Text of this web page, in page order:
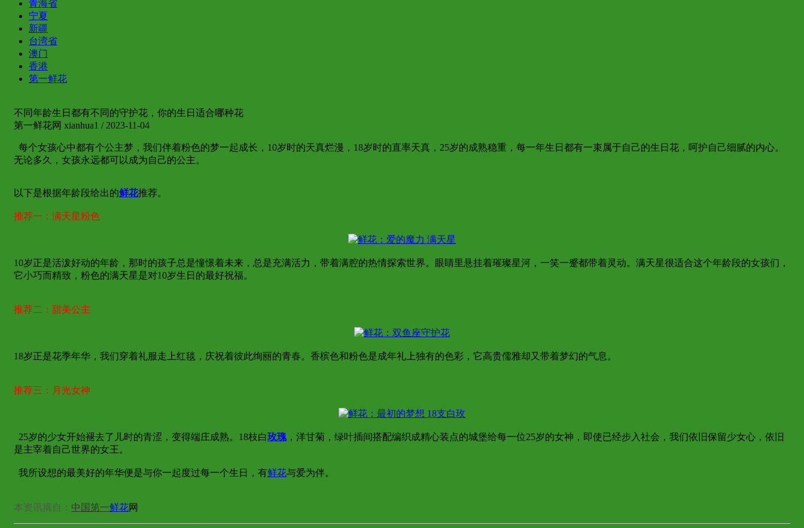
青海省
宁夏
新疆
台湾省
澳门
香港
第一鲜花
不同年龄生日都有不同的守护花，你的生日适合哪种花
第一鲜花网 xianhua1 / 2023-11-04
每个女孩心中都有个公主梦，我们伴着粉色的梦一起成长，10岁时的天真烂漫，18岁时的直率天真，25岁的成熟稳重，每一年生日都有一束属于自己的生日花，呵护自己细腻的内心。
无论多久，女孩永远都可以成为自己的公主。
以下是根据年龄段给出的鲜花推荐。
推荐一：满天星粉色
10岁正是活泼好动的年龄，那时的孩子总是憧憬着未来，总是充满活力，带着满腔的热情探索世界。眼睛里悬挂着璀璨星河，一笑一蹙都带着灵动。满天星很适合这个年龄段的女孩们，
它小巧而精致，粉色的满天星是对10岁生日的最好祝福。
推荐二：甜美公主
18岁正是花季年华，我们穿着礼服走上红毯，庆祝着彼此绚丽的青春。香槟色和粉色是成年礼上独有的色彩，它高贵儒雅却又带着梦幻的气息。
推荐三：月光女神
25岁的少女开始褪去了儿时的青涩，变得端庄成熟。18枝白玫瑰，洋甘菊，绿叶插间搭配编织成精心装点的城堡给每一位25岁的女神，即使已经步入社会，我们依旧保留少女心，依旧
是主宰着自己世界的女王。
我所设想的最美好的年华便是与你一起度过每一个生日，有鲜花与爱为伴。
本资讯摘自： 中国第一鲜花网